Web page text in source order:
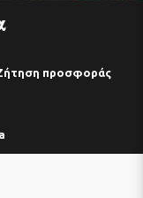
προσφοράς